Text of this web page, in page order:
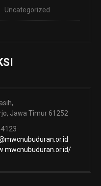
Uncategorized
Jawa Timur 61252
mwcnubuduran.or.id/